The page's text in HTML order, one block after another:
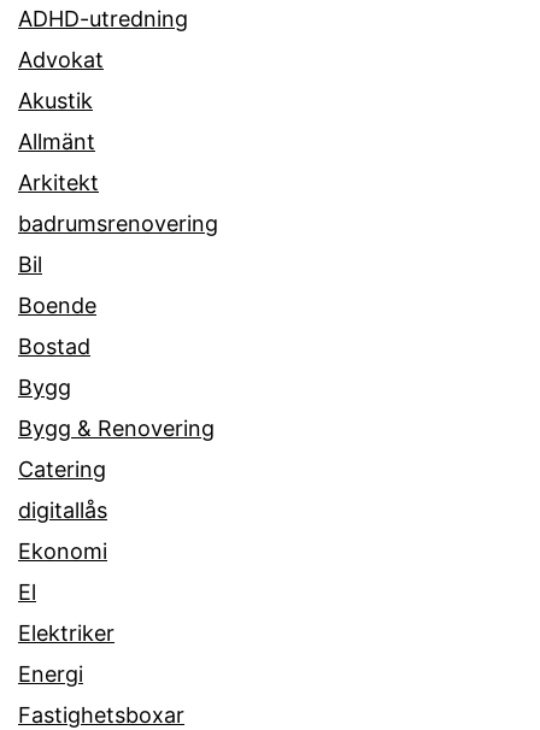
ADHD-utredning
Advokat
Akustik
Allmänt
Arkitekt
badrumsrenovering
Bil
Boende
Bostad
Bygg
Bygg & Renovering
Catering
digitallås
Ekonomi
El
Elektriker
Energi
Fastighetsboxar